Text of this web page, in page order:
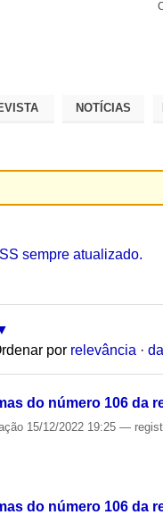
NOTÍCIAS
sempre atualizado.
por relevância ·
do número 106 da
15/12/2022 19:25—
do número 106 da